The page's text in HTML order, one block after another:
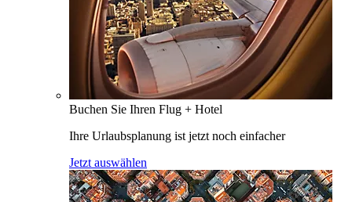
Buchen Sie Ihren Flug + Hotel
Ihre Urlaubsplanung ist jetzt noch einfacher
Jetzt auswählen